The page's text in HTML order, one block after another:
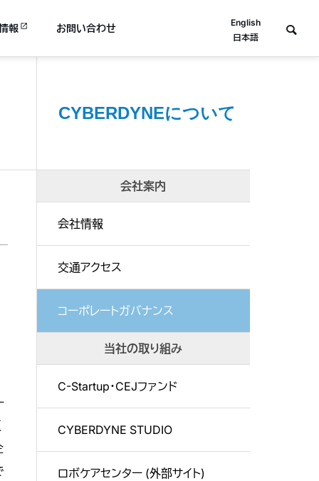
English
日本語
報 お問い合わせ
CYBERDYNEについて
会社案内
会社情報
交通アクセス
コーポレートガバナンス
当社の取り組み
C-Startup・CEJファンド
CYBERDYNE STUDIO
ロボケアセンター (外部サイト)